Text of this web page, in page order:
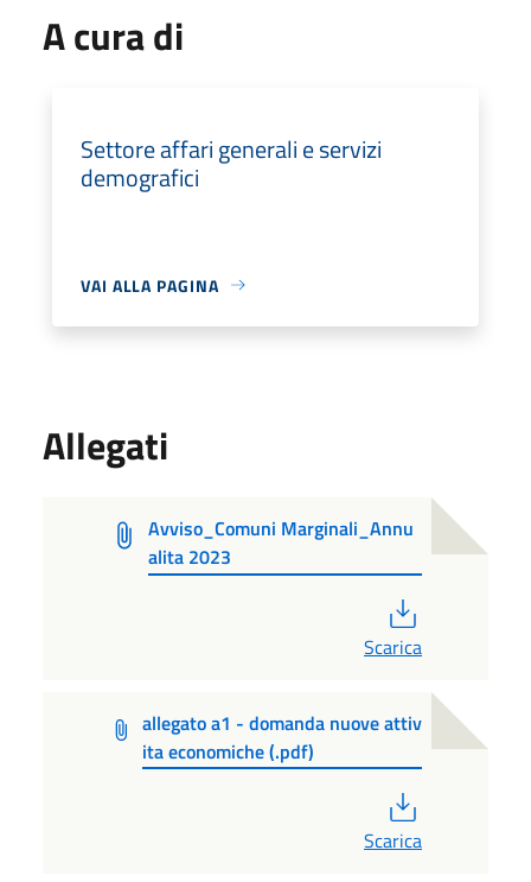
A cura di
Settore affari generali e servizi
demografici
VAI ALLA PAGINA
Allegati
Avviso_Comuni Marginali_Annu
alita 2023
Scarica
allegato a1 - domanda nuove attiv
ita economiche (.pdf)
Scarica